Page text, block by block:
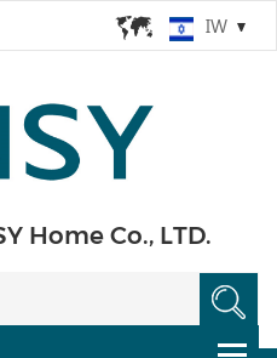
IW
Home Co., LTD.